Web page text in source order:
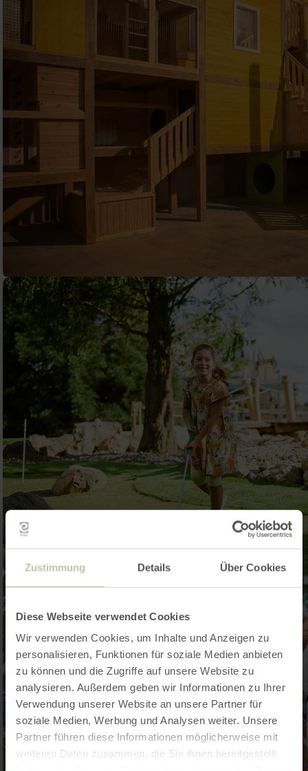
Zustimmung Details Über Cookies
Diese Webseite verwendet Cookies
Wir verwenden Cookies, um Inhalte und Anzeigen zu
personalisieren, Funktionen für soziale Medien anbieten
zu können und die Zugriffe auf unsere Website zu
analysieren. Außerdem geben wir Informationen zu Ihrer
Verwendung unserer Website an unsere Partner für
soziale Medien, Werbung und Analysen weiter. Unsere
Partner führen diese Informationen möglicherweise mit
weiteren Daten zusammen, die Sie ihnen bereitgestellt